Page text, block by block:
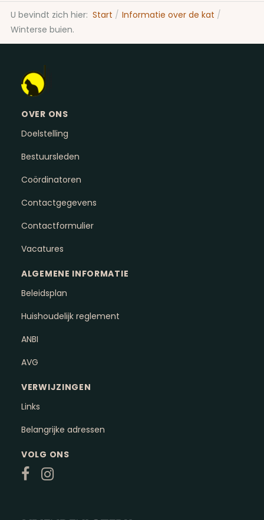
U bevindt zich hier: Start
Informatie over de kat
Winterse buien.
OVER ONS
Doelstelling
Bestuursleden
Coördinatoren
Contactgegevens
Contactformulier
Vacatures
ALGEMENE INFORMATIE
Beleidsplan
Huishoudelijk reglement
ANBI
AVG
VERWIJZINGEN
Links
Belangrijke adressen
VOLG ONS